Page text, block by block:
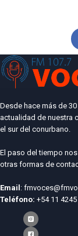
Desde hace más de
actualidad de nuestra
el sur del conurbano.
El paso del tiempo
otras formas de
Email :
Teléfono: +54 11